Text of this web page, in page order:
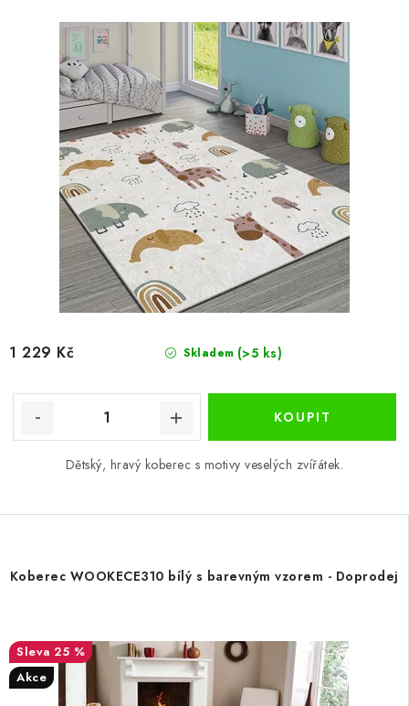
Skladem (>5 ks)
1 229 Kč
Dětský, hravý koberec s motivy veselých zvířátek.
Koberec WOOKECE310 bílý s barevným vzorem - Doprodej
25 %
Akce